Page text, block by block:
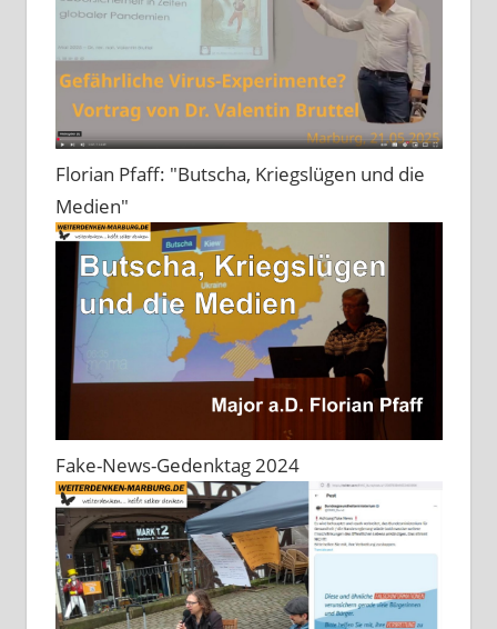
Florian Pfaff: "Butscha, Kriegslügen und die
Medien"
Fake-News-Gedenktag 2024